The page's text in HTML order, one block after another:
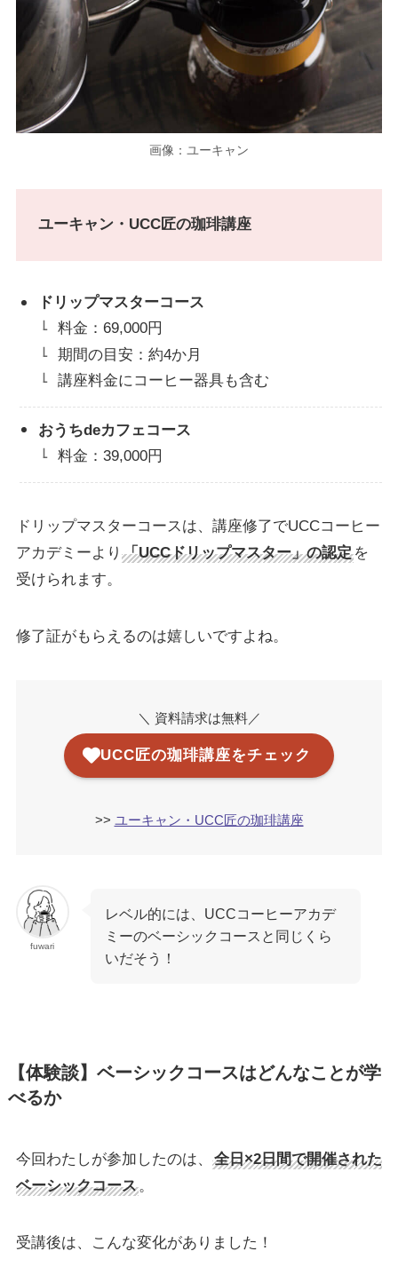
画像：ユーキャン
ユーキャン・UCC匠の珈琲講座
ドリップマスターコース
料金：69,000円
期間の目安：約4か月
講座料金にコーヒー器具も含む
おうちdeカフェコース
料金：39,000円
ドリップマスターコースは、講座修了でUCCコーヒー
アカデミーより 「UCCドリップマスター」の認定を
受けられます。
修了証がもらえるのは嬉しいですよね。
＼ 資料請求は無料／
UCC匠の珈琲講座をチェック
>> ユーキャン・UCC匠の珈琲講座
fuwari
レベル的には、UCCコーヒーアカデ
ミーのベーシックコースと同じくら
いだそう！
【体験談】ベーシックコースはどんなことが学
べるか
今回わたしが参加したのは、
全日×2日間で開催された
ベーシックコース。
受講後は、こんな変化がありました！